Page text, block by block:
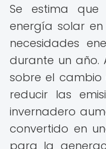
Se estima que
energía solar
necesidades
durante un año.
sobre el
reducir las
invernadero
convertido en
para la